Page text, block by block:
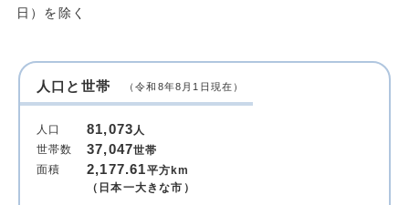
日）を除く
人口と世帯 （令和8年8月1日現在）
人口 81,073人
世帯数
37,047世帯
面積
2,177.61平方km
（日本一大きな市）